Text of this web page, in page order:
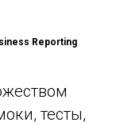
-
умеет
на
у
Reporting
тесты,